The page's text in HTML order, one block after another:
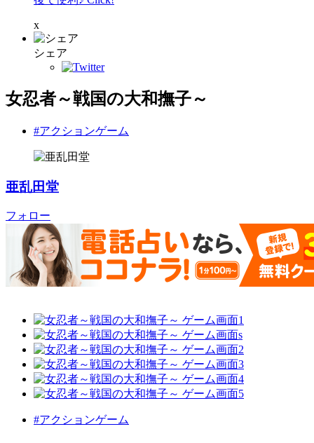
x
シェア
女忍者～戦国の大和撫子～
#アクションゲーム
亜乱田堂
フォロー
#アクションゲーム